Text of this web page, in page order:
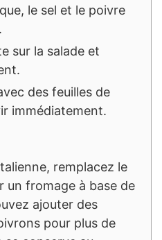
le sel et le poivre
sur la salade et
des feuilles de
immédiatement.
remplacez le
un fromage à base de
ajouter des
pour plus de